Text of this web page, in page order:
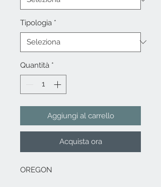
Tipologia *
Quantità *
Aggiungi al carrello
Acquista ora
OREGON